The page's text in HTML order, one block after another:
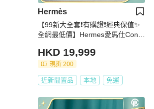
Hermès
【99新大全套❗️有購證❗️經典保值✨
全網最低價】Hermes愛馬仕Const
包｜腰包
HKD 19,999
現折 200
近新閒置品 本地 免運